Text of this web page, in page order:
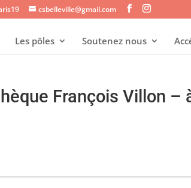
csbelleville@gmail.com
Les pôles Soutenez nous
François Villon –